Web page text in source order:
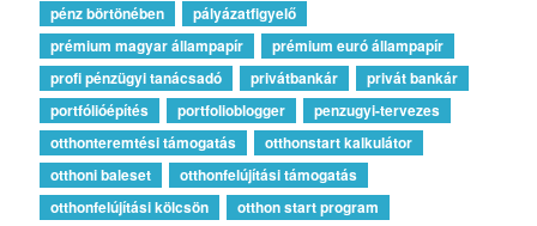
pénz börtönében
pályázatfigyelő
prémium magyar állampapír
prémium euró állampapír
profi pénzügyi tanácsadó
privátbankár
privát bankár
portfólióépítés
portfolioblogger
penzugyi-tervezes
otthonteremtési támogatás
otthonstart kalkulátor
otthoni baleset
otthonfelújítási támogatás
otthonfelújítási kölcsön
otthon start program